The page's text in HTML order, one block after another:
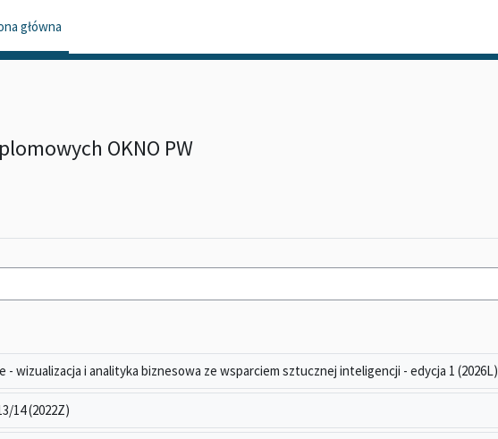
główna
OKNO PW
wizualizacja i analityka biznesowa ze wsparciem sztucznej inteligencji - edycja 1 (2026L)
14 (2022Z)